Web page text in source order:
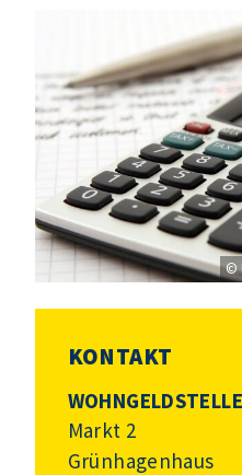
©
KONTAKT
WOHNGELDSTELLE
Markt 2
Grünhagenhaus